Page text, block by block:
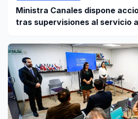
Ministra Canales dispone
tras supervisiones al servicio